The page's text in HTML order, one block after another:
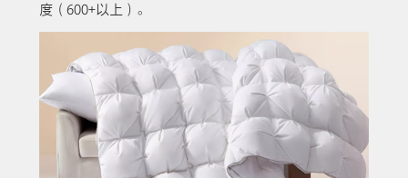
度（600+以上）。